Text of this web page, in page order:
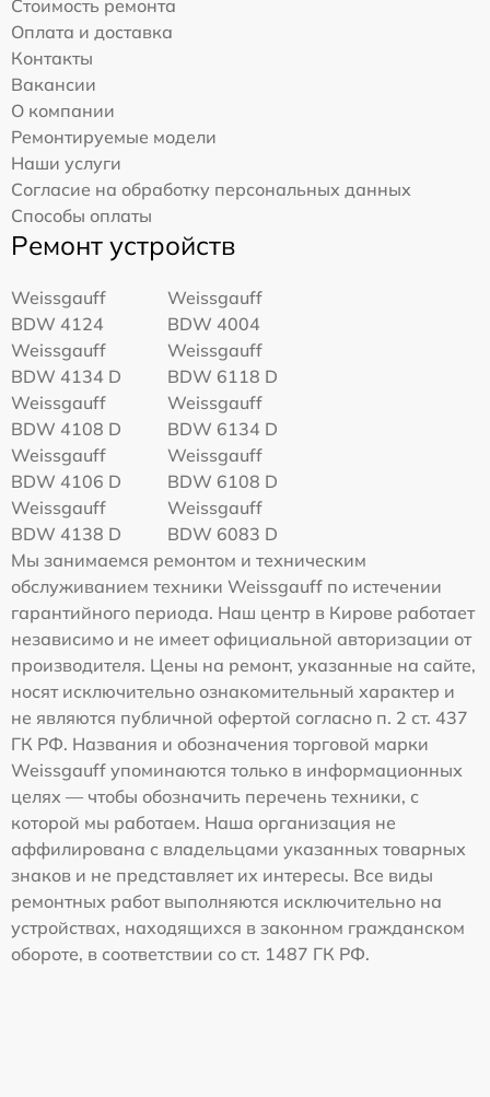
Стоимость ремонта
Оплата и доставка
Контакты
Вакансии
О компании
Ремонтируемые модели
Наши услуги
Согласие на обработку персональных данных
Способы оплаты
Ремонт устройств
Weissgauff
BDW 4124
Weissgauff
BDW 4004
Weissgauff
BDW 4134 D
Weissgauff
BDW 6118 D
Weissgauff
BDW 4108 D
Weissgauff
BDW 6134 D
Weissgauff
BDW 4106 D
Weissgauff
BDW 6108 D
Weissgauff
BDW 4138 D
Weissgauff
BDW 6083 D
Мы занимаемся ремонтом и техническим
обслуживанием техники Weissgauff по истечении
гарантийного периода. Наш центр в Кирове работает
независимо и не имеет официальной авторизации от
производителя. Цены на ремонт, указанные на сайте,
носят исключительно ознакомительный характер и
не являются публичной офертой согласно п. 2 ст. 437
ГК РФ. Названия и обозначения торговой марки
Weissgauff упоминаются только в информационных
целях — чтобы обозначить перечень техники, с
которой мы работаем. Наша организация не
аффилирована с владельцами указанных товарных
знаков и не представляет их интересы. Все виды
ремонтных работ выполняются исключительно на
устройствах, находящихся в законном гражданском
обороте, в соответствии со ст. 1487 ГК РФ.